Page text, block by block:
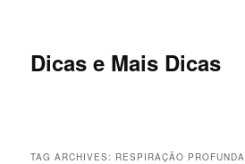
Dicas e Mais Dicas
TAG ARCHIVES: RESPIRAÇÃO PROFUNDA